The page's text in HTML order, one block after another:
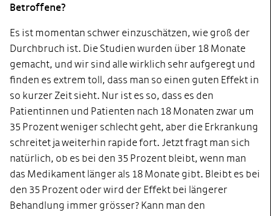
Betroffene?
Es ist momentan schwer einzuschätzen, wie groß der
Durchbruch ist. Die Studien wurden über 18 Monate
gemacht, und wir sind alle wirklich sehr aufgeregt und
finden es extrem toll, dass man so einen guten Effekt in
so kurzer Zeit sieht. Nur ist es so, dass es den
Patientinnen und Patienten nach 18 Monaten zwar um
35 Prozent weniger schlecht geht, aber die Erkrankung
schreitet ja weiterhin rapide fort. Jetzt fragt man sich
natürlich, ob es bei den 35 Prozent bleibt, wenn man
das Medikament länger als 18 Monate gibt. Bleibt es bei
den 35 Prozent oder wird der Effekt bei längerer
Behandlung immer grösser? Kann man den